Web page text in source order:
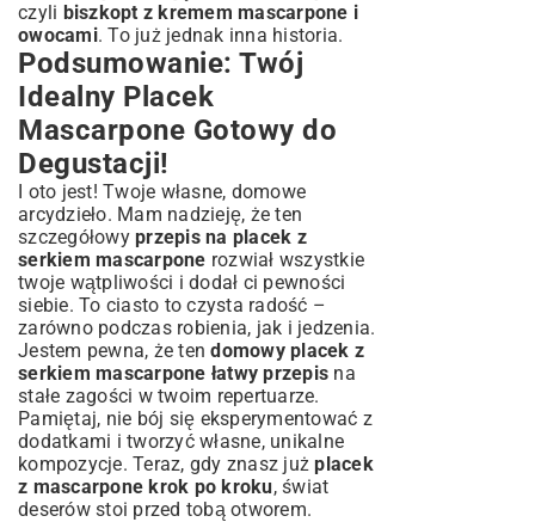
czyli biszkopt z kremem mascarpone i
owocami. To już jednak inna historia.
Podsumowanie: Twój
Idealny Placek
Mascarpone Gotowy do
Degustacji!
I oto jest! Twoje własne, domowe
arcydzieło. Mam nadzieję, że ten
szczegółowy przepis na placek z
serkiem mascarpone rozwiał wszystkie
twoje wątpliwości i dodał ci pewności
siebie. To ciasto to czysta radość –
zarówno podczas robienia, jak i jedzenia.
Jestem pewna, że tendomowy placek z
serkiem mascarpone łatwy przepis na
stałe zagości w twoim repertuarze.
Pamiętaj, nie bój się eksperymentować z
dodatkami i tworzyć własne, unikalne
kompozycje. Teraz, gdy znasz jużplacek
z mascarpone krok po kroku, świat
deserów stoi przed tobą otworem.